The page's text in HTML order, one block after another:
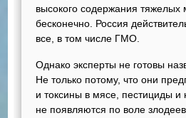
высокого содержания
бесконечно. Россия
все, в том числе ГМО.
Однако эксперты не готовы
Не только потому, что они
и токсины в мясе, пестициды и
не появляются по воле